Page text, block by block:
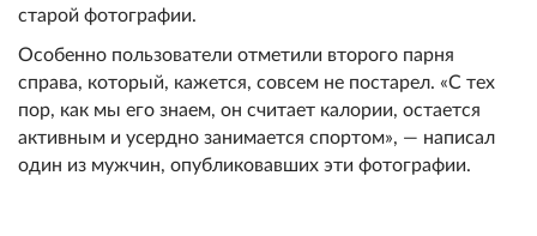
старой фотографии.
Особенно пользователи отметили второго парня
справа, который, кажется, совсем не постарел. «С тех
пор, как мы его знаем, он считает калории, остается
активным и усердно занимается спортом», — написал
один из мужчин, опубликовавших эти фотографии.